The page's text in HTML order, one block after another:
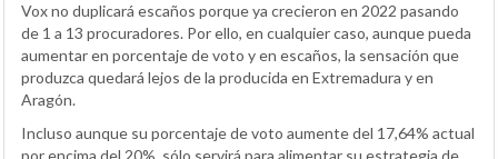
Vox no duplicará escaños porque ya crecieron en 2022 pasando
de 1 a 13 procuradores. Por ello, en cualquier caso, aunque pueda
aumentar en porcentaje de voto y en escaños, la sensación que
produzca quedará lejos de la producida en Extremadura y en
Aragón.
Incluso aunque su porcentaje de voto aumente del 17,64% actual